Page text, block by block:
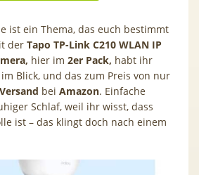
ist ein Thema, das euch bestimmt
der Tapo TP-Link C210 WLAN IP
hier im 2er Pack, habt ihr
Blick, und das zum Preis von nur
bei Amazon. Einfache
Schlaf, weil ihr wisst, dass
ist – das klingt doch nach einem